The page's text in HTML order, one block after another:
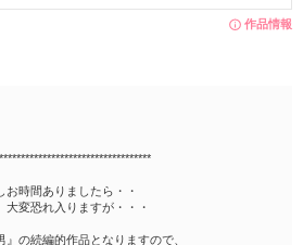
作品情報
お時間ありましたら・・
大変恐れ入りますが・・・
』の続編的作品となりますので、